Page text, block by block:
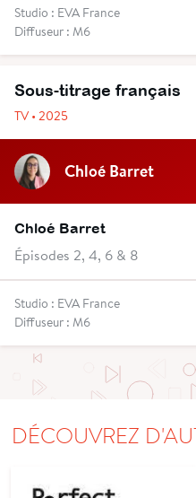
Studio : EVA France
Diffuseur : M6
Sous-titrage français
TV • 2025
Chloé Barret
Chloé Barret
Épisodes 2, 4, 6 & 8
Studio : EVA France
Diffuseur : M6
DÉCOUVREZ